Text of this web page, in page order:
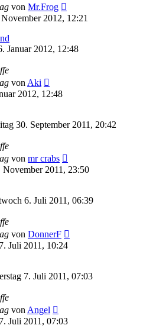
von Mr.Frog
2012, 12:21
Januar 2012, 12:48
von Aki
2012, 12:48
30. September 2011, 20:42
von mr crabs
November 2011, 23:50
6. Juli 2011, 06:39
von DonnerF
Juli 2011, 10:24
7. Juli 2011, 07:03
von Angel
Juli 2011, 07:03